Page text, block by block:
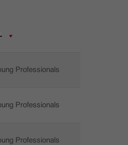
Professionals
Professionals
Professionals